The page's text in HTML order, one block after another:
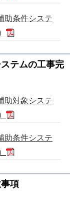
助条件システ
テムの工事完
助対象システ
助条件システ
項